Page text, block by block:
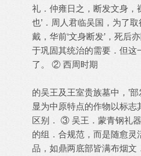
礼．仲雍日之，断发文身，
也’．周人君临吴国，为了
戴，华前‘文身断发’，死后
于巩固其统治的需要．但这
了。 ② 西周时期
的吴王及王室贵族墓中，’
显为中原特点的作物以标
区别． ③ 吴王．蒙青钢礼
的组．合规范，而是随愈灵
品，如鼎两底部皆满布烟文